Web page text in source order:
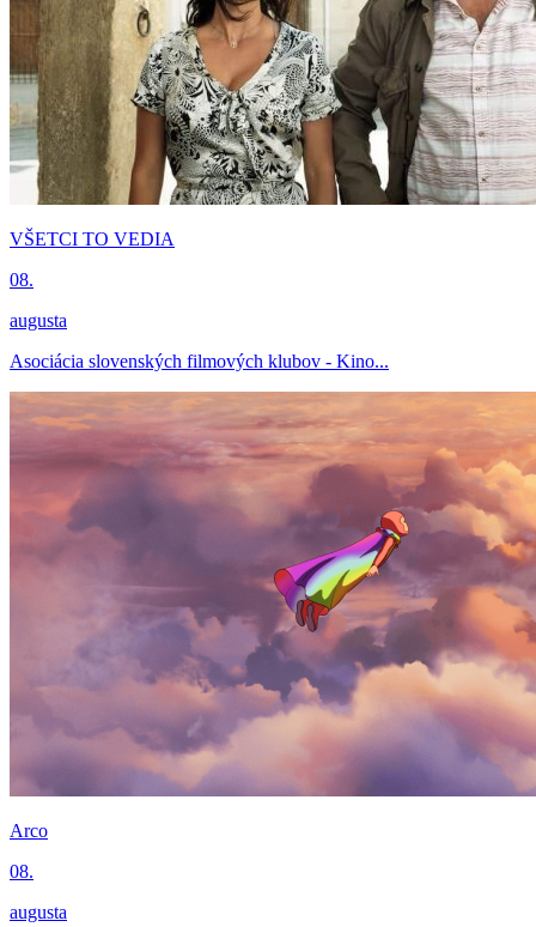
VŠETCI TO VEDIA
08.
augusta
Asociácia slovenských filmových klubov - Kino...
Arco
08.
augusta